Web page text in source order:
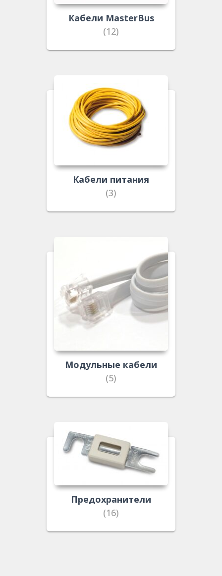
Кабели MasterBus
(12)
Кабели питания
(3)
Модульные кабели
(5)
Предохранители
(16)